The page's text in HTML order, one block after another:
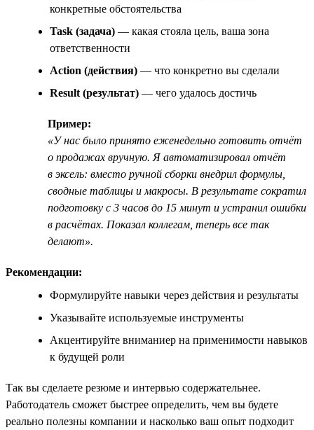
конкретные обстоятельства
Task (задача) — какая стояла цель, ваша зона
ответственности
Action (действия) — что конкретно вы сделали
Result (результат) — чего удалось достичь
Пример:
«У нас было принято еженедельно готовить отчёт
о продажах вручную. Я автоматизировал отчёт
в эксель: вместо ручной сборки внедрил формулы,
сводные таблицы и макросы. В результате сократил
подготовку с 3 часов до 15 минут и устранил ошибки
в расчётах. Показал коллегам, теперь все так
делают».
Рекомендации:
Формулируйте навыки через действия и результаты
Указывайте используемые инструменты
Акцентируйте вниманиер на применимости навыков
к будущей роли
Так вы сделаете резюме и интервью содержательнее.
Работодатель сможет быстрее определить, чем вы будете
реально полезны компании и насколько ваш опыт подходит